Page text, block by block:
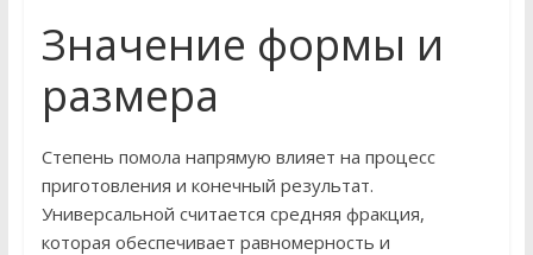
Значение формы и
размера
Степень помола напрямую влияет на процесс
приготовления и конечный результат.
Универсальной считается средняя фракция,
которая обеспечивает равномерность и